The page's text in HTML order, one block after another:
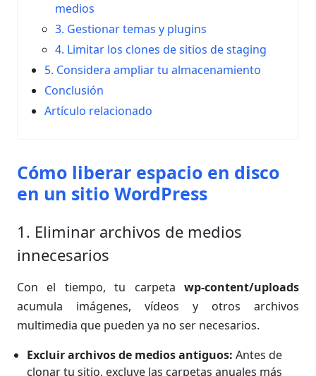
medios
3. Gestionar temas y plugins
4. Limitar los clones de sitios de staging
5. Considera ampliar tu almacenamiento
Conclusión
Artículo relacionado
Cómo liberar espacio en disco
en un sitio WordPress
1. Eliminar archivos de medios
innecesarios
Con el tiempo, tu carpeta wp-content/uploads
acumula imágenes, vídeos y otros archivos
multimedia que pueden ya no ser necesarios.
Excluir archivos de medios antiguos: Antes de
clonar tu sitio, excluye las carpetas anuales más